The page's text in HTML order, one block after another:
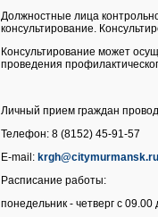
Должностные лица
консультирование.
Консультирование может
проведения
Личный прием граждан
Телефон: 8 (8152) 45-91-57
E-mail : krgh@citymurmansk.ru
Расписание работы:
понедельник - четверг с 09.00